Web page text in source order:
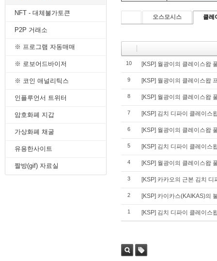
10. 데드크로스
1. 캔들 패턴(1)
2. 캔들 패턴(2)
3. 캔들 패턴(3)
4. 캔들 패턴(4)
5. 캔들 패턴(5)
1. 삼각수렴 패턴
2. 쐐기형 패턴
3. 삼각수렴 패턴 종류
4. 쌍바닥 패턴
5. 데드 캣 바운스 패턴
6. 헤드 앤 숄더 패턴
7. 하모닉 패턴
8. 다우이론 패턴
9. 하이먼민스키 패턴
10. 엘리어트 파동
-------기술적 지표-------
1. MA - 이동평균선
5. FIBO - 피보나치되돌림
6. IKH - 일목평균표
NFT - 대체불가토큰
P2P 거래소
※ 프로그램 자동매매
※ 로보어드바이저
※ 코인 애널리틱스
인플루언서 트위터
암호화폐 지갑
가상화폐 채굴
유용한사이트
짤방(gif) 자료실
오스모시스 클레
10 [KSP] 월광이의 클레이스왑
9 [KSP] 월광이의 클레이스왑
8 [KSP] 월광이의 클레이스왑
7 [KSP] 김치 디파이 클레이스
6 [KSP] 월광이의 클레이스왑
5 [KSP] 김치 디파이 클레이스
4 [KSP] 월광이의 클레이스왑
3 [KSP] 카카오의 근본 김치
2 [KSP] 카이카스(KAIKAS)의
1 [KSP] 김치 디파이 클레이스